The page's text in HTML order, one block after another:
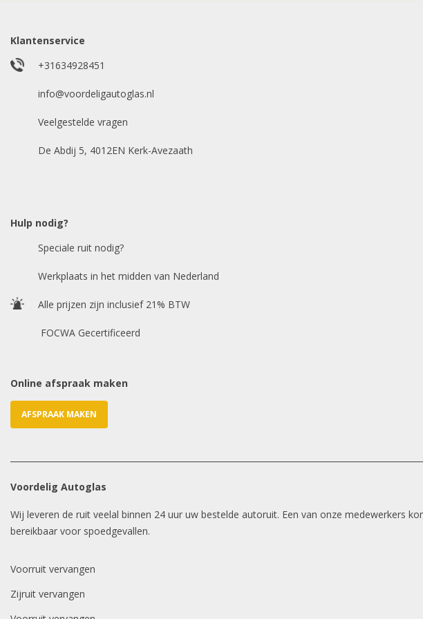
Model auto
E-mailadres *
Klantenservice
+31634928451
info@voordeligautoglas.nl
Veelgestelde vragen
De Abdij 5, 4012EN Kerk-Avezaath
Hulp nodig?
Speciale ruit nodig?
Werkplaats in het midden van Nederland
Alle prijzen zijn inclusief 21% BTW
FOCWA Gecertificeerd
Online afspraak maken
AFSPRAAK MAKEN
Voordelig Autoglas
Wij leveren de ruit veelal binnen 24 uur uw bestelde autoruit. Een van onze medewerkers
bereikbaar voor spoedgevallen.
Voorruit vervangen
Zijruit vervangen